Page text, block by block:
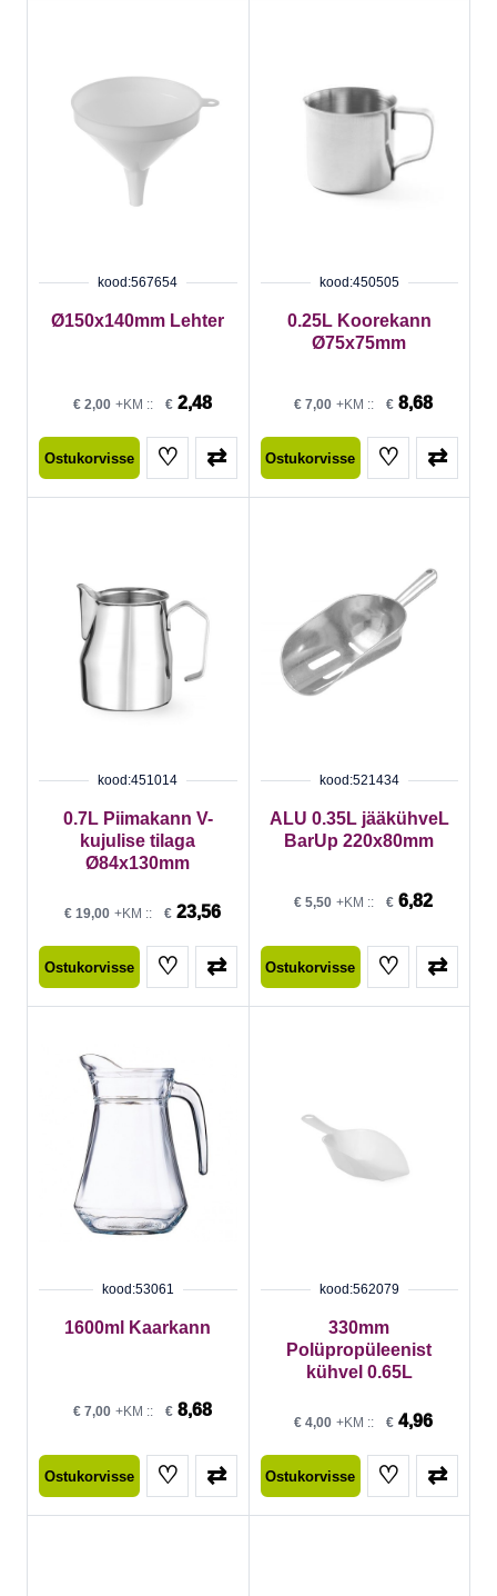
kood:567654
Ø150x140mm Lehter
€2,00 +KM :: €2,48
Ostukorvisse ♡ ⇄
kood:450505
0.25L Koorekann
Ø75x75mm
€ 7,00 +KM :: € 8,68
Ostukorvisse ♡ ⇄
kood:451014
0.7L Piimakann V-
kujulise tilaga
Ø84x130mm
€19,00 +KM :: €23,56
Ostukorvisse ♡ ⇄
kood:521434
ALU 0.35L jääkühveL
BarUp 220x80mm
€ 5,50 +KM :: € 6,82
Ostukorvisse ♡ ⇄
kood:53061
1600ml Kaarkann
€7,00 +KM :: €8,68
Ostukorvisse ♡ ⇄
kood:562079
330mm
Polüpropüleenist
kühvel 0.65L
€ 4,00 +KM :: € 4,96
Ostukorvisse ♡ ⇄